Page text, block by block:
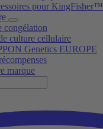
pour KingFisher™
congélation
culture cellulaire
Genetics EUROPE
marque